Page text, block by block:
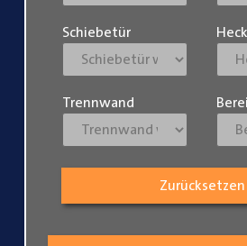
Schiebetür
Trennwand
Zurücksetzen